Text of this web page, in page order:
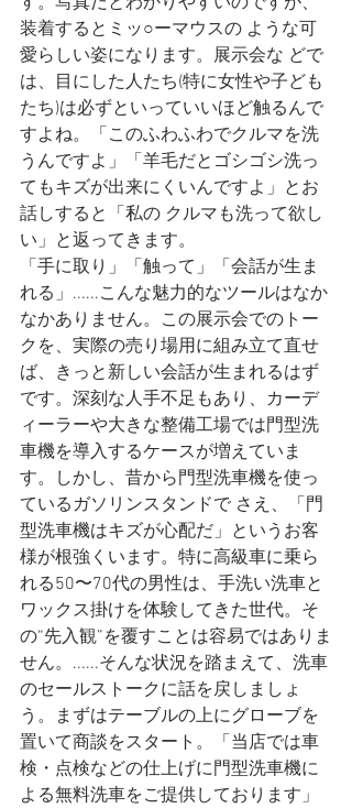
装着するとミッ○ーマウスの ような可
愛らしい姿になります。展示会な どで
は、目にした人たち(特に女性や子ども
たち)は必ずといっていいほど触るんで
すよね。「このふわふわでクルマを洗
うんですよ」「羊毛だとゴシゴシ洗っ
てもキズが出来にくいんですよ」とお
話しすると「私の クルマも洗って欲し
い」と返ってきます。
「手に取り」「触って」「会話が生ま
れる」......こんな魅力的なツールはなか
なかありません。この展示会でのトー
クを、実際の売り場用に組み立て直せ
ば、きっと新しい会話が生まれるはず
です。深刻な人手不足もあり、カーデ
ィーラーや大きな整備工場では門型洗
車機を導入するケースが増えていま
す。しかし、昔から門型洗車機を使っ
ているガソリンスタンドで さえ、「門
型洗車機はキズが心配だ」というお客
様が根強くいます。特に高級車に乗ら
れる50〜70代の男性は、手洗い洗車と
ワックス掛けを体験してきた世代。そ
の“先入観”を覆すことは容易ではありま
せん。......そんな状況を踏まえて、洗車
のセールストークに話を戻しましょ
う。まずはテーブルの上にグローブを
置いて商談をスタート。「当店では車
検・点検などの仕上げに門型洗車機に
よる無料洗車をご提供しております」